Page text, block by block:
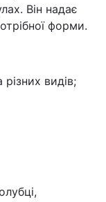
Він надає
форми.
різних видів;